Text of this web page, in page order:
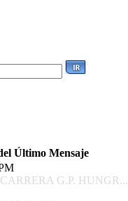
Último Mensaje
G.P. HUNGR...